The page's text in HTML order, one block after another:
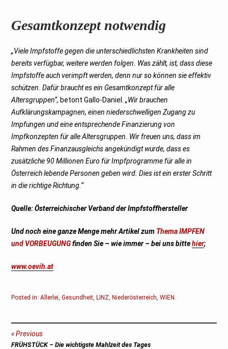
Gesamtkonzept notwendig
„Viele Impfstoffe gegen die unterschiedlichsten Krankheiten sind
bereits verfügbar, weitere werden folgen. Was zählt, ist, dass diese
Impfstoffe auch verimpft werden, denn nur so können sie effektiv
schützen. Dafür braucht es ein Gesamtkonzept für alle
Altersgruppen“, betont Gallo-Daniel.„Wir brauchen
Aufklärungskampagnen, einen niederschwelligen Zugang zu
Impfungen und eine entsprechende Finanzierung von
Impfkonzepten für alle Altersgruppen. Wir freuen uns, dass im
Rahmen des Finanzausgleichs angekündigt wurde, dass es
zusätzliche 90 Millionen Euro für Impfprogramme für alle in
Österreich lebende Personen geben wird. Dies ist ein erster Schritt
in die richtige Richtung.“
Quelle: Österreichischer Verband der Impfstoffhersteller
Und noch eine ganze Menge mehr Artikel zum Thema IMPFEN
und VORBEUGUNGfinden Sie – wie immer – bei uns bittehier;
www.oevih.at
Posted in:Allerlei,Gesundheit,LINZ,Niederösterreich,WIEN.
Beitragsnavigation
Previous
Previous
FRÜHSTÜCK – Die wichtigste Mahlzeit des Tages